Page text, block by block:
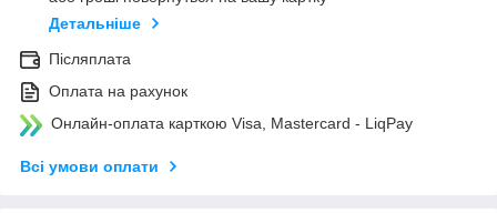
Детальніше
Післяплата
Оплата на рахунок
Онлайн-оплата карткою Visa, Mastercard - LiqPay
Всі умови оплати